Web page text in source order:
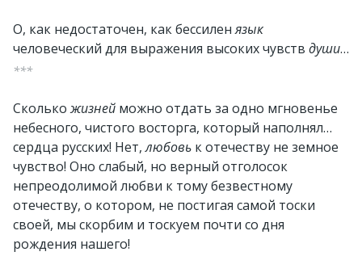
О, как недостаточен, как бессиленязык
человеческий для выражения высоких чувств души…
***
Сколькожизней можно отдать за одно мгновенье
небесного, чистого восторга, который наполнял…
сердца русских! Нет,любовь к отечеству не земное
чувство! Оно слабый, но верный отголосок
непреодолимой любви к тому безвестному
отечеству, о котором, не постигая самой тоски
своей, мы скорбим и тоскуем почти со дня
рождения нашего!